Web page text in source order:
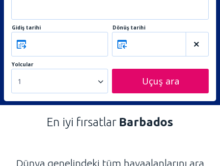
Gidiş tarihi Dönüş tarihi
Yolcular
1 Uçuş ara
En iyi fırsatlar Barbados
Dünya genelindeki tüm havaalanlarını ara